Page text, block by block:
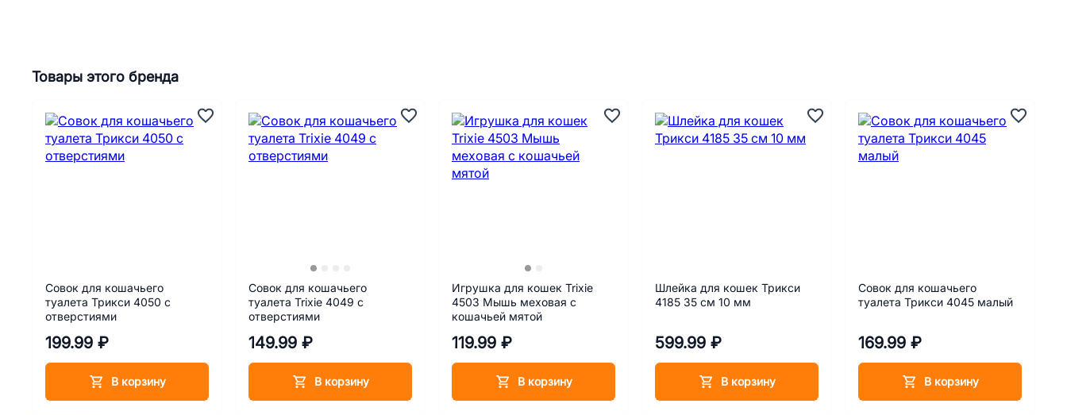
Товары этого бренда
Совок для кошачьего
туалета Трикси 4050 с
отверстиями
199.99 ₽
В корзину
Совок для кошачьего
туалета Trixie 4049 с
отверстиями
149.99 ₽
В корзину
Игрушка для кошек Trixie
4503 Мышь меховая с
кошачьей мятой
119.99 ₽
В корзину
Шлейка для кошек Трикси
4185 35 см 10 мм
599.99 ₽
В корзину
Совок для кошачьего
туалета Трикси 4045 малый
169.99 ₽
В корзину